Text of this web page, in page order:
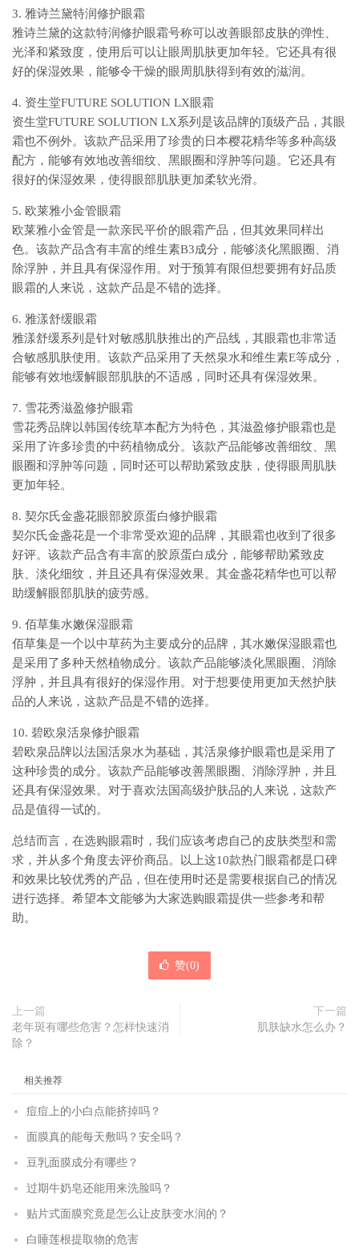
3. 雅诗兰黛特润修护眼霜
雅诗兰黛的这款特润修护眼霜号称可以改善眼部皮肤的弹性、
光泽和紧致度，使用后可以让眼周肌肤更加年轻。它还具有很
好的保湿效果，能够令干燥的眼周肌肤得到有效的滋润。
4. 资生堂FUTURE SOLUTION LX眼霜
资生堂FUTURE SOLUTION LX系列是该品牌的顶级产品，其眼
霜也不例外。该款产品采用了珍贵的日本樱花精华等多种高级
配方，能够有效地改善细纹、黑眼圈和浮肿等问题。它还具有
很好的保湿效果，使得眼部肌肤更加柔软光滑。
5. 欧莱雅小金管眼霜
欧莱雅小金管是一款亲民平价的眼霜产品，但其效果同样出
色。该款产品含有丰富的维生素B3成分，能够淡化黑眼圈、消
除浮肿，并且具有保湿作用。对于预算有限但想要拥有好品质
眼霜的人来说，这款产品是不错的选择。
6. 雅漾舒缓眼霜
雅漾舒缓系列是针对敏感肌肤推出的产品线，其眼霜也非常适
合敏感肌肤使用。该款产品采用了天然泉水和维生素E等成分，
能够有效地缓解眼部肌肤的不适感，同时还具有保湿效果。
7. 雪花秀滋盈修护眼霜
雪花秀品牌以韩国传统草本配方为特色，其滋盈修护眼霜也是
采用了许多珍贵的中药植物成分。该款产品能够改善细纹、黑
眼圈和浮肿等问题，同时还可以帮助紧致皮肤，使得眼周肌肤
更加年轻。
8. 契尔氏金盏花眼部胶原蛋白修护眼霜
契尔氏金盏花是一个非常受欢迎的品牌，其眼霜也收到了很多
好评。该款产品含有丰富的胶原蛋白成分，能够帮助紧致皮
肤、淡化细纹，并且还具有保湿效果。其金盏花精华也可以帮
助缓解眼部肌肤的疲劳感。
9. 佰草集水嫩保湿眼霜
佰草集是一个以中草药为主要成分的品牌，其水嫩保湿眼霜也
是采用了多种天然植物成分。该款产品能够淡化黑眼圈、消除
浮肿，并且具有很好的保湿作用。对于想要使用更加天然护肤
品的人来说，这款产品是不错的选择。
10. 碧欧泉活泉修护眼霜
碧欧泉品牌以法国活泉水为基础，其活泉修护眼霜也是采用了
这种珍贵的成分。该款产品能够改善黑眼圈、消除浮肿，并且
还具有保湿效果。对于喜欢法国高级护肤品的人来说，这款产
品是值得一试的。
总结而言，在选购眼霜时，我们应该考虑自己的皮肤类型和需
求，并从多个角度去评价商品。以上这10款热门眼霜都是口碑
和效果比较优秀的产品，但在使用时还是需要根据自己的情况
进行选择。希望本文能够为大家选购眼霜提供一些参考和帮
助。
赞(0)
上一篇
老年斑有哪些危害？怎样快速消
除？
下一篇
肌肤缺水怎么办？
相关推荐
痘痘上的小白点能挤掉吗？
面膜真的能每天敷吗？安全吗？
豆乳面膜成分有哪些？
过期牛奶皂还能用来洗脸吗？
贴片式面膜究竟是怎么让皮肤变水润的？
白睡莲根提取物的危害